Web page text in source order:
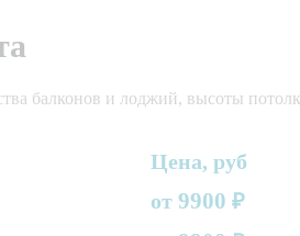
балконов и лоджий, высоты
Цена, руб
от 9900 ₽